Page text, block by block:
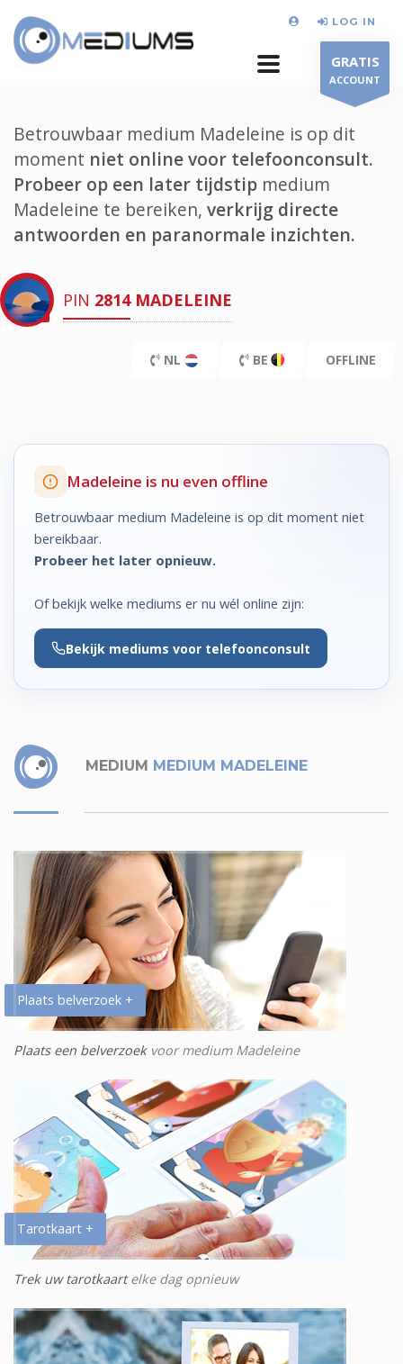
LOG IN
GRATIS
ACCOUNT
Betrouwbaar medium Madeleine is op dit
moment niet online voor telefoonconsult.
Probeer op een later tijdstip medium
Madeleine te bereiken, verkrijg directe
antwoorden en paranormale inzichten.
PIN 2814 MADELEINE
NL BE OFFLINE
Madeleine is nu even offline
Betrouwbaar medium Madeleine is op dit moment niet
bereikbaar.
Probeer het later opnieuw.
Of bekijk welke mediums er nu wél online zijn:
Bekijk mediums voor telefoonconsult
MEDIUM MEDIUM MADELEINE
Plaats belverzoek +
Plaats een belverzoekvoor medium Madeleine
Tarotkaart +
Trek uw tarotkaartelke dag opnieuw